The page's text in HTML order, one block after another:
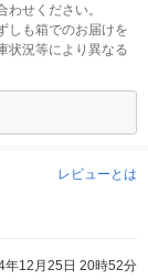
せください。
しも箱でのお届けを
状況等により異なる
レビューとは
年12月25日 20時52分